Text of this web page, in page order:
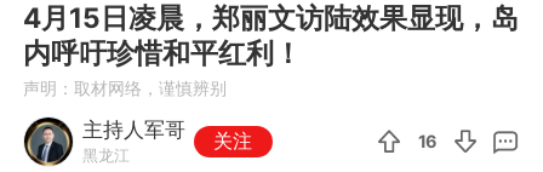
4月15日凌晨，郑丽文访陆效果显现，岛
内呼吁珍惜和平红利！
声明：取材网络，谨慎辨别
主持人军哥
黑龙江
关注 16